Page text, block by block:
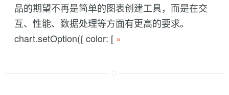
品的期望不再是简单的图表创建工具，而是在交
互、性能、数据处理等方面有更高的要求。
chart.setOption({ color: [ »